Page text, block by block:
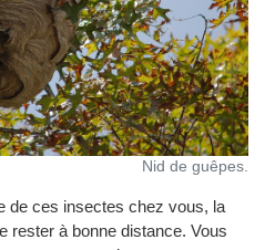
Nid de guêpes.
de ces insectes chez vous, la
rester à bonne distance. Vous